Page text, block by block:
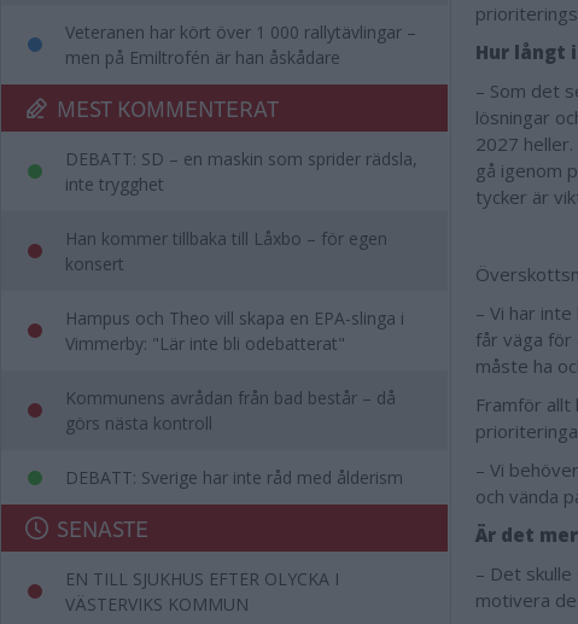
Veteranen har kört över 1 000 rallytävlingar –
men på Emiltrofén är han åskådare
MEST KOMMENTERAT
DEBATT: SD – en maskin som sprider rädsla,
inte trygghet
Han kommer tillbaka till Låxbo – för egen
konsert
Hampus och Theo vill skapa en EPA-slinga i
Vimmerby: "Lär inte bli odebatterat"
Kommunens avrådan från bad består – då
görs nästa kontroll
DEBATT: Sverige har inte råd med ålderism
SENASTE
EN TILL SJUKHUS EFTER OLYCKA I
VÄSTERVIKS KOMMUN
Hur långt
– Som det
lösningar
2027
gå igenom
tycker är
– Vi har
får väga
måste ha
Framför allt
– Vi
och vända
Är det
– Det
motivera